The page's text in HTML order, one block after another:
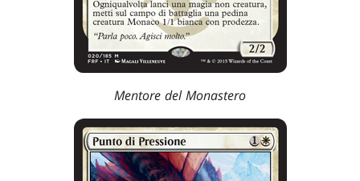
Mentore del Monastero